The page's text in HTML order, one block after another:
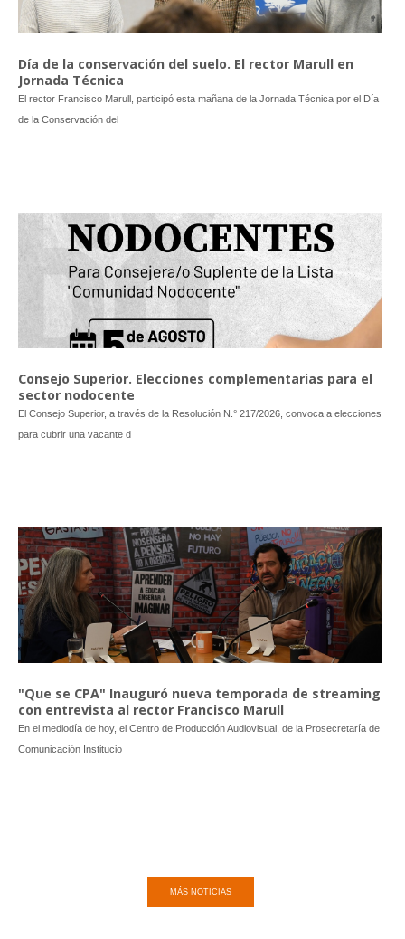
Día de la conservación del suelo. El rector Marull en
Jornada Técnica
El rector Francisco Marull, participó esta mañana de la Jornada Técnica por el Día
de la Conservación del
Consejo Superior. Elecciones complementarias para el
sector nodocente
El Consejo Superior, a través de la Resolución N.° 217/2026, convoca a elecciones
para cubrir una vacante d
"Que se CPA" Inauguró nueva temporada de streaming
con entrevista al rector Francisco Marull
En el mediodía de hoy, el Centro de Producción Audiovisual, de la Prosecretaría de
Comunicación Institucio
MÁS NOTICIAS